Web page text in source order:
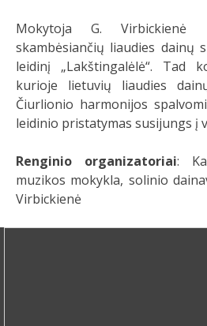
Mokytoja G.
skambėsiančių liaudies dainų
leidinį „Lakštingalėlė“. Tad
kurioje lietuvių liaudies
Čiurlionio harmonijos
leidinio pristatymas susijungs į
Renginio organizatoriai:
muzikos mokykla, solinio
Virbickienė